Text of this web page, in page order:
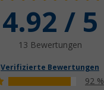
4.92 / 5
13 Bewertungen
Verifizierte Bewertungen
92 %